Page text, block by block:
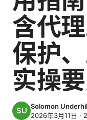
含代
保护
实操
Solomon
2026年3月11日 · 2